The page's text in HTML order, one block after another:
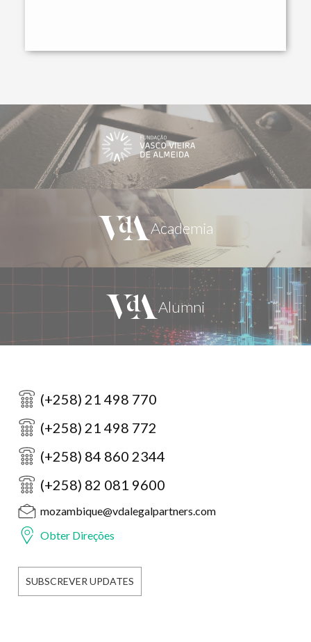
(+258) 21 498 770
(+258) 21 498 772
(+258) 84 860 2344
(+258) 82 081 9600
mozambique@vdalegalpartners.com
Obter Direções
SUBSCREVER UPDATES